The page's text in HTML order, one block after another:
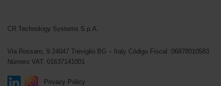
CR Technology Systems S.p.A.
Via Rossaro, 9 24047 Treviglio BG – Italy Código Fiscal: 06878010583
Número VAT: 01637141001
Privacy Policy